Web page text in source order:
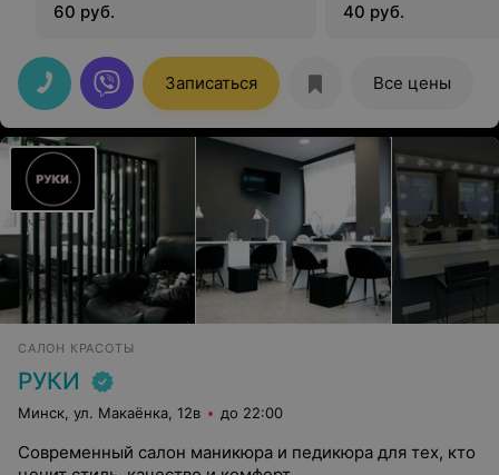
60 руб. 40 руб.
Записаться Все цены
САЛОН КРАСОТЫ
РУКИ
Минск, ул. Макаёнка, 12в до 22:00
Современный салон маникюра и педикюра для тех, кто